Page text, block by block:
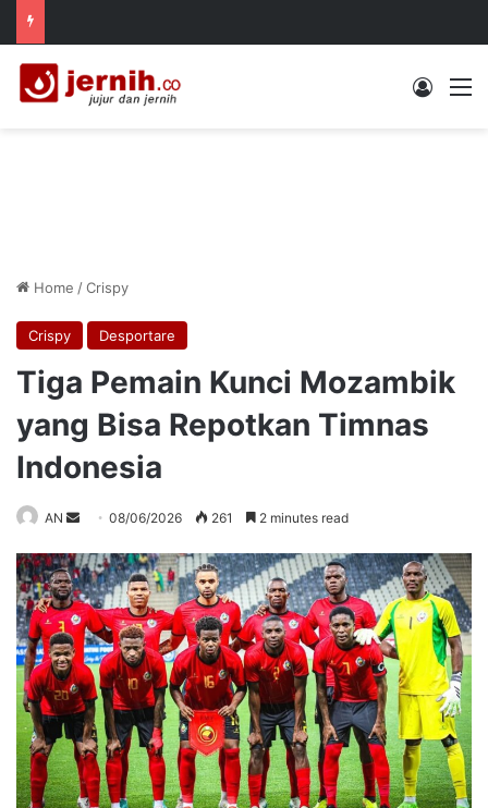
Log In
Home /Crispy
Crispy Desportare
Tiga Pemain Kunci Mozambik
yang Bisa Repotkan Timnas
Indonesia
AN
Send
email
08/06/2026 261 2 minutes read